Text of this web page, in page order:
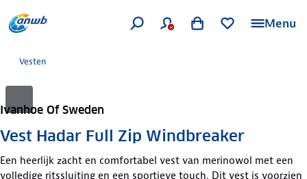
Menu
Vesten
Ivanhoe Of Sweden
Vest Hadar Full Zip Windbreaker
Een heerlijk zacht en comfortabel vest van merinowol met een
volledige ritssluiting en een sportieve touch. Dit vest is voorzien